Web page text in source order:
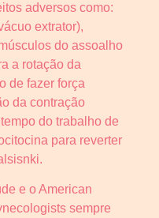
adversos como:
extrator),
do assoalho
a rotação da
de fazer força
da contração
do trabalho de
para reverter
e o American
sempre